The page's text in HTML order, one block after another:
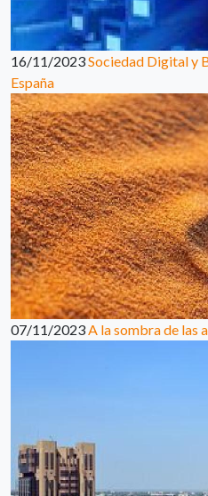
16/11/2023Sociedad Digital y
España
07/11/2023A la sombra de las